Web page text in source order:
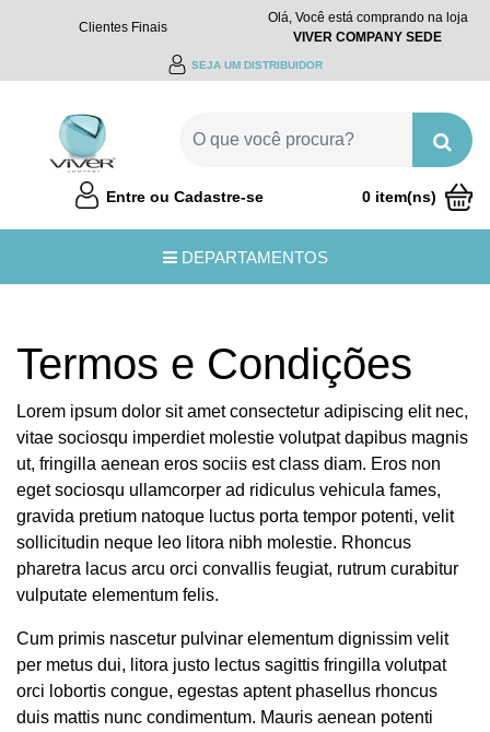
Clientes Finais
Olá, Você está comprando na loja
VIVER COMPANY SEDE
SEJA UM DISTRIBUIDOR
Entre ou Cadastre-se
0 item(ns)
DEPARTAMENTOS
Termos e Condições
Lorem ipsum dolor sit amet consectetur adipiscing elit nec,
vitae sociosqu imperdiet molestie volutpat dapibus magnis
ut, fringilla aenean eros sociis est class diam. Eros non
eget sociosqu ullamcorper ad ridiculus vehicula fames,
gravida pretium natoque luctus porta tempor potenti, velit
sollicitudin neque leo litora nibh molestie. Rhoncus
pharetra lacus arcu orci convallis feugiat, rutrum curabitur
vulputate elementum felis.
Cum primis nascetur pulvinar elementum dignissim velit
per metus dui, litora justo lectus sagittis fringilla volutpat
orci lobortis congue, egestas aptent phasellus rhoncus
duis mattis nunc condimentum. Mauris aenean potenti